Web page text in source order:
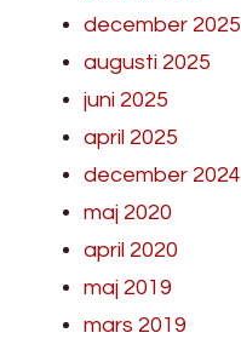
december 2025
augusti 2025
juni 2025
april 2025
december 2024
maj 2020
april 2020
maj 2019
mars 2019